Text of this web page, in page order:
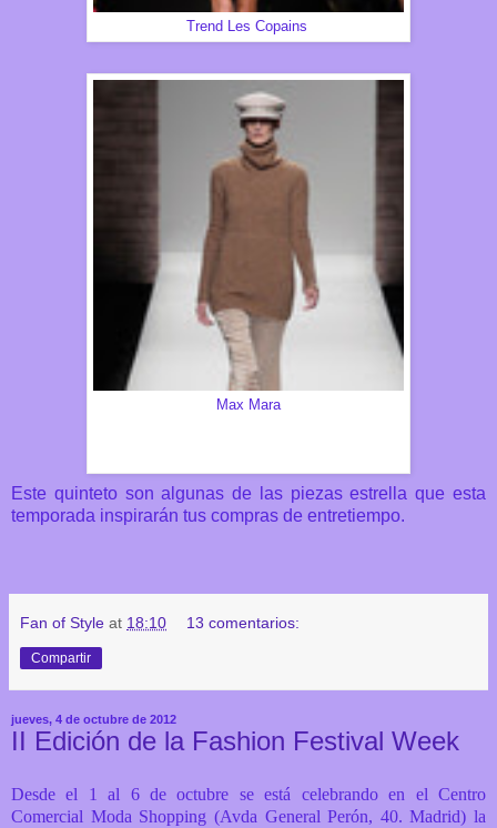
Trend Les Copains
Max Mara
Este quinteto son algunas de las piezas estrella que esta
temporada inspirarán tus compras de entretiempo.
Fan of Style at 18:10 13 comentarios:
Compartir
jueves, 4 de octubre de 2012
II Edición de la Fashion Festival Week
Desde el 1 al 6 de octubre se está celebrando en el Centro
Comercial Moda Shopping (Avda General Perón, 40. Madrid) la